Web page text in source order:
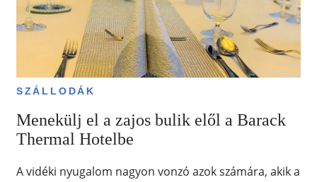
SZÁLLODÁK
Menekülj el a zajos bulik elől a Barack
Thermal Hotelbe
A vidéki nyugalom nagyon vonzó azok számára, akik a